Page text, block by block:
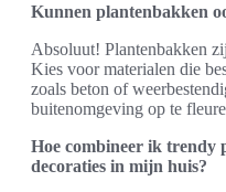
Kunnen plantenbakken
Absoluut! Plantenbakken
Kies voor materialen die
zoals beton of
buitenomgeving op te
Hoe combineer ik trendy
decoraties in mijn huis?